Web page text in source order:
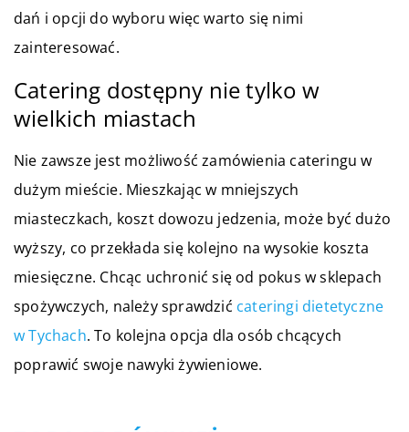
dań i opcji do wyboru więc warto się nimi
zainteresować.
Catering dostępny nie tylko w
wielkich miastach
Nie zawsze jest możliwość zamówienia cateringu w
dużym mieście. Mieszkając w mniejszych
miasteczkach, koszt dowozu jedzenia, może być dużo
wyższy, co przekłada się kolejno na wysokie koszta
miesięczne. Chcąc uchronić się od pokus w sklepach
spożywczych, należy sprawdzić cateringi dietetyczne
w Tychach. To kolejna opcja dla osób chcących
poprawić swoje nawyki żywieniowe.